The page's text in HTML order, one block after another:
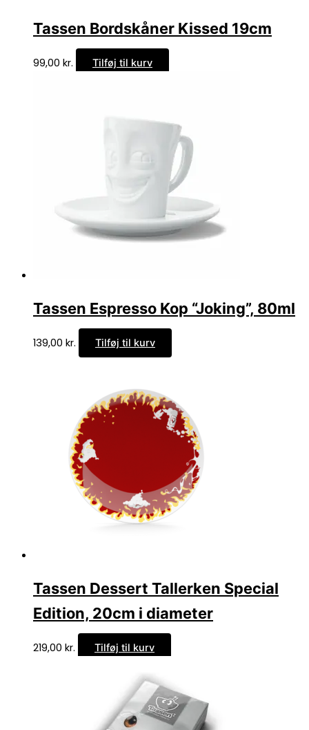
Tassen Bordskåner Kissed 19cm
99,00 kr. Tilføj til kurv
Tassen Espresso Kop “Joking”, 80ml
139,00 kr. Tilføj til kurv
Tassen Dessert Tallerken Special
Edition, 20cm i diameter
219,00 kr. Tilføj til kurv